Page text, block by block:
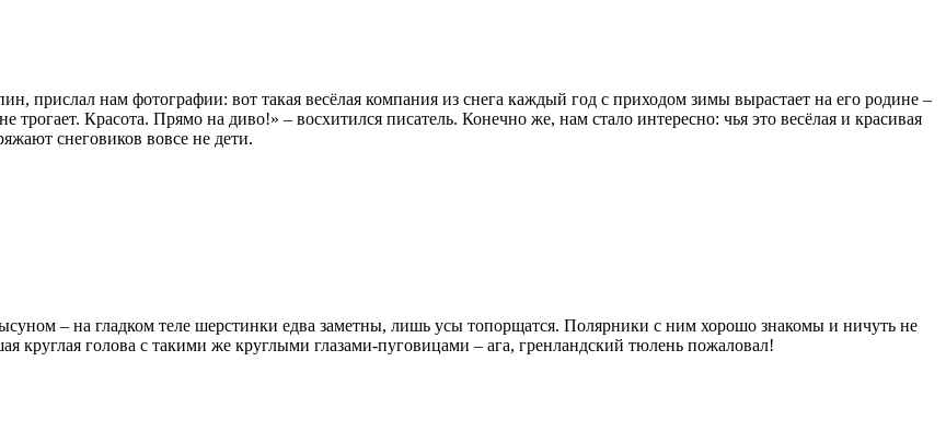
прислал нам фотографии: вот такая весёлая компания из снега каждый год с приходом зимы вырастает на его родине –
Красота. Прямо на диво!» – восхитился писатель. Конечно же, нам стало интересно: чья это весёлая и красивая
снеговиков вовсе не дети.
– на гладком теле шерстинки едва заметны, лишь усы топорщатся. Полярники с ним хорошо знакомы и ничуть не
круглая голова с такими же круглыми глазами-пуговицами – ага, гренландский тюлень пожаловал!